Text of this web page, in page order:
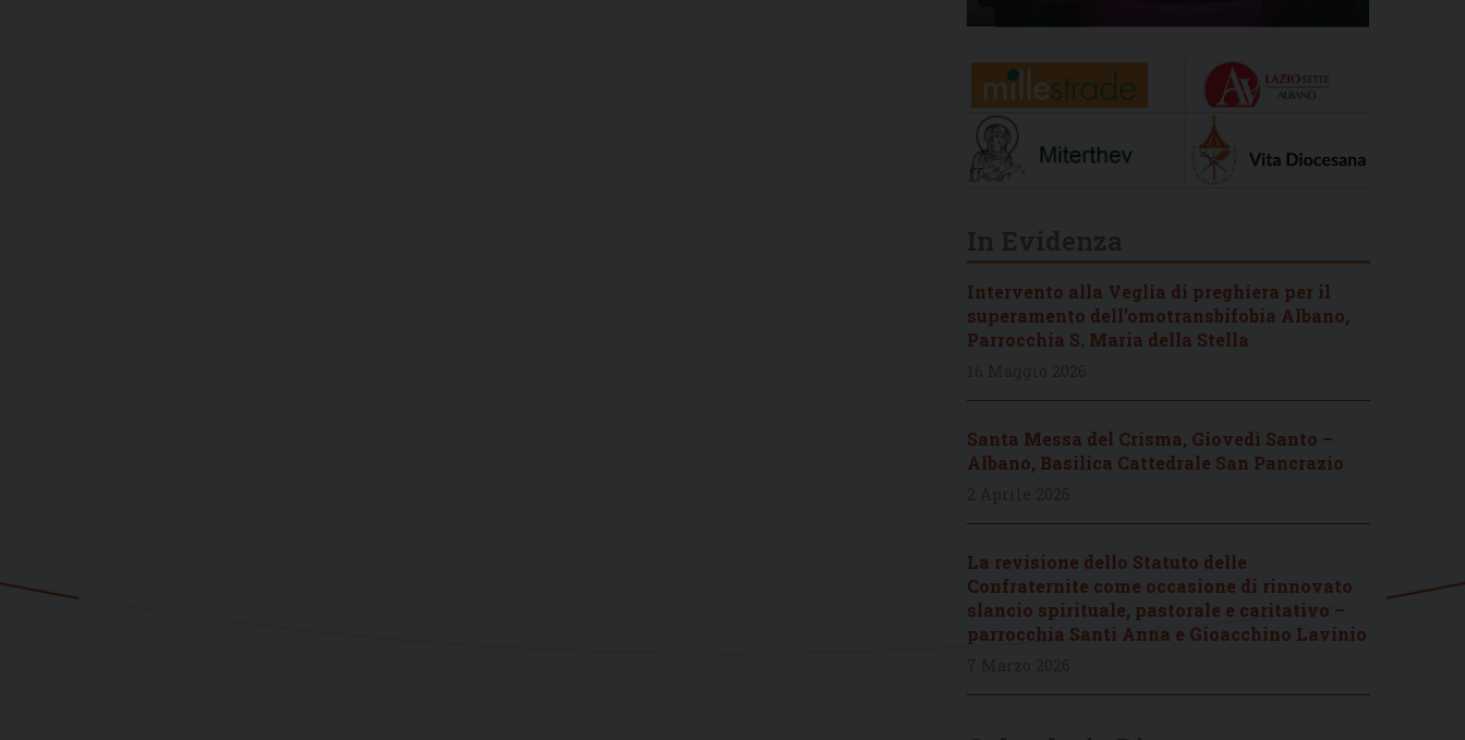
Intervento alla Veglia di preghiera per il
superamento dell’omotransbifobia Albano,
Parrocchia S. Maria della Stella
Santa Messa del Crisma, Giovedì Santo –
Albano, Basilica Cattedrale San Pancrazio
La revisione dello Statuto delle
Confraternite come occasione di rinnovato
slancio spirituale, pastorale e caritativo –
parrocchia Santi Anna e Gioacchino Lavinio